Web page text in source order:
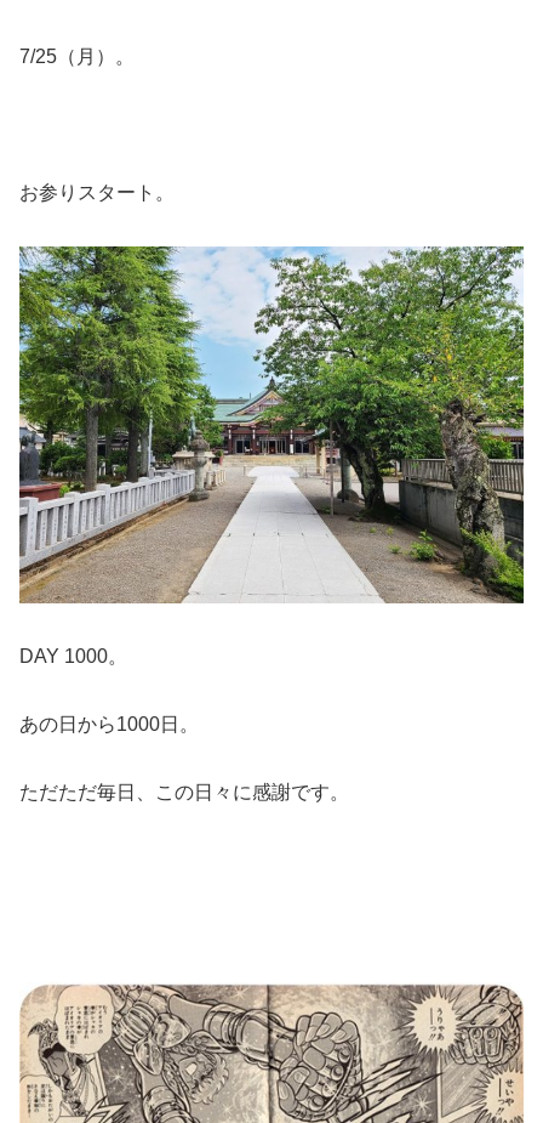
7/25（月）。
お参りスタート。
DAY 1000。
あの日から1000日。
ただただ毎日、この日々に感謝です。